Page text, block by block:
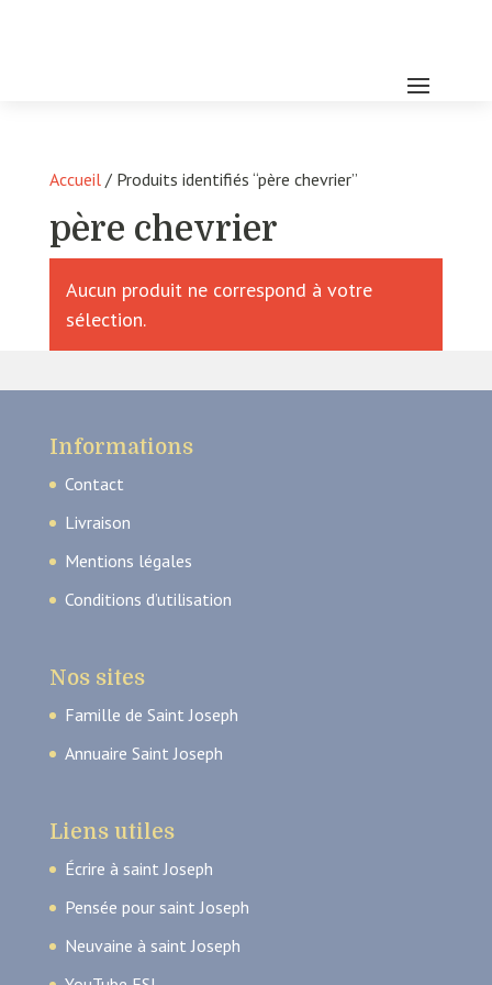
Accueil/ Produits identifiés “père chevrier”
père chevrier
Aucun produit ne correspond à votre
sélection.
Informations
Contact
Livraison
Mentions légales
Conditions d’utilisation
Nos sites
Famille de Saint Joseph
Annuaire Saint Joseph
Liens utiles
Écrire à saint Joseph
Pensée pour saint Joseph
Neuvaine à saint Joseph